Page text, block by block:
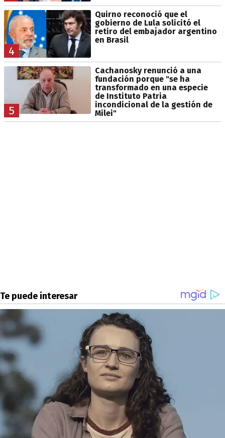
4
Quirno reconoció que el
gobierno de Lula solicitó el
retiro del embajador argentino
en Brasil
5
Cachanosky renunció a una
fundación porque "se ha
transformado en una especie
de Instituto Patria
incondicional de la gestión de
Milei"